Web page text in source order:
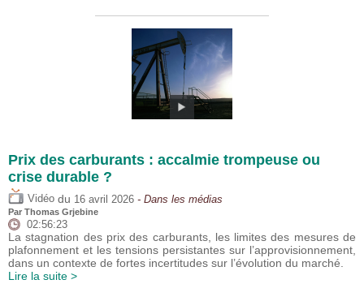
Prix des carburants : accalmie trompeuse ou
crise durable ?
Vidéo du 16 avril 2026 - Dans les médias
Par Thomas Grjebine
02:56:23
La stagnation des prix des carburants, les limites des mesures de
plafonnement et les tensions persistantes sur l’approvisionnement,
dans un contexte de fortes incertitudes sur l’évolution du marché.
Lire la suite >